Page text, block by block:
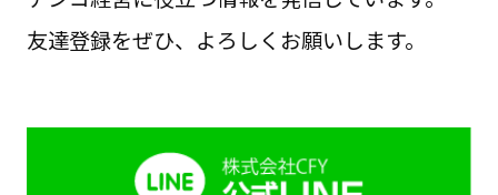
友達登録をぜひ、よろしくお願いします。